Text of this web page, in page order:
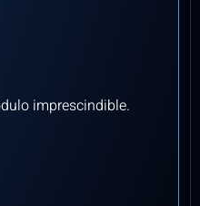
imprescindible.